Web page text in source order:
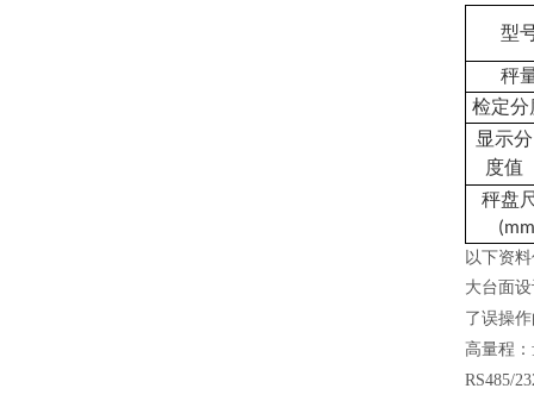
型
秤
检定分
显示分
度值
秤盘
以下资
大台面
了误操
高量程
RS485/